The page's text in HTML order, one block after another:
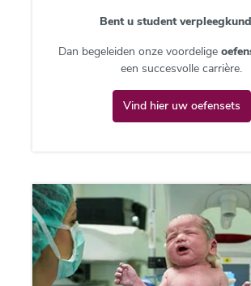
Bent u student
Dan begeleiden onze voordelige
een succesvolle carrière.
Vind hier uw oefensets